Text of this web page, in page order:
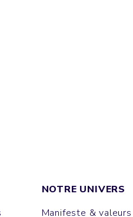
NOTRE UNIVERS
Manifeste & valeurs